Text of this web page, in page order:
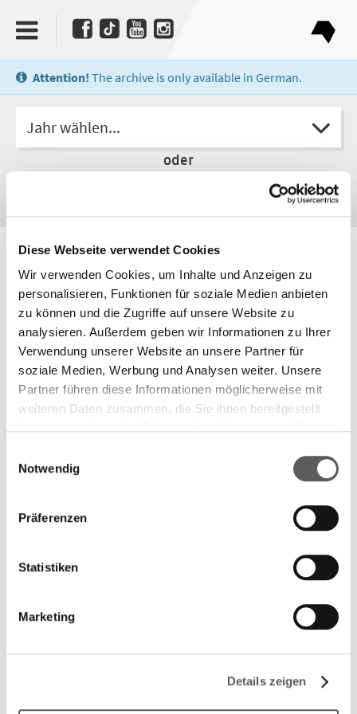
Diese Webseite verwendet Cookies
Wir verwenden Cookies, um Inhalte und Anzeigen zu
personalisieren, Funktionen für soziale Medien anbieten
zu können und die Zugriffe auf unsere Website zu
analysieren. Außerdem geben wir Informationen zu Ihrer
Verwendung unserer Website an unsere Partner für
soziale Medien, Werbung und Analysen weiter. Unsere
Partner führen diese Informationen möglicherweise mit
weiteren Daten zusammen, die Sie ihnen bereitgestellt
unsererDatenschutzerklärung.
Notwendig
Präferenzen
Statistiken
Marketing
Details zeigen
Attention! The archive is only available in German.
Jahr wählen...
oder
Autorin
Slata Roschal